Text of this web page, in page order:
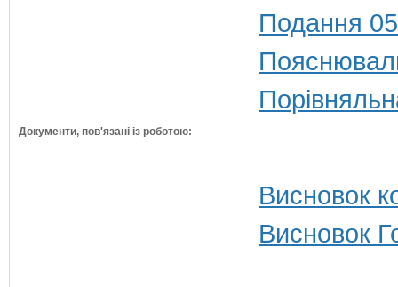
Подання
Документи, пов'язані із роботою:
Висновок
Висновок